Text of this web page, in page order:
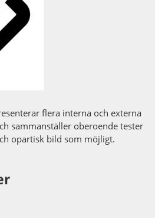
flera interna och externa
sammanställer oberoende tester
opartisk bild som möjligt.